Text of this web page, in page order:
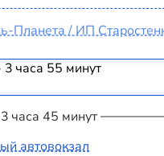
Планета / ИП
часа 55 минут
3 часа 45 минут
автовокзал